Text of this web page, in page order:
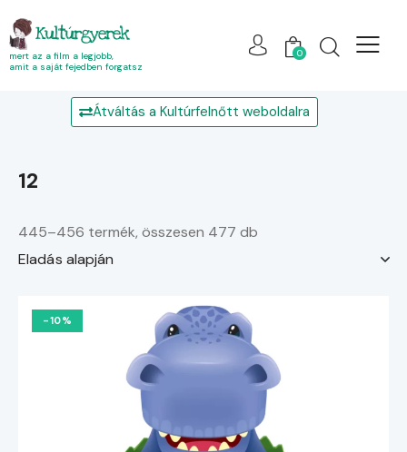
Kultúrgyerek
mert az a film a legjobb,
amit a saját fejedben forgatsz
0
Átváltás a Kultúrfelnőtt weboldalra
12
445–456 termék, összesen 477 db
-10%